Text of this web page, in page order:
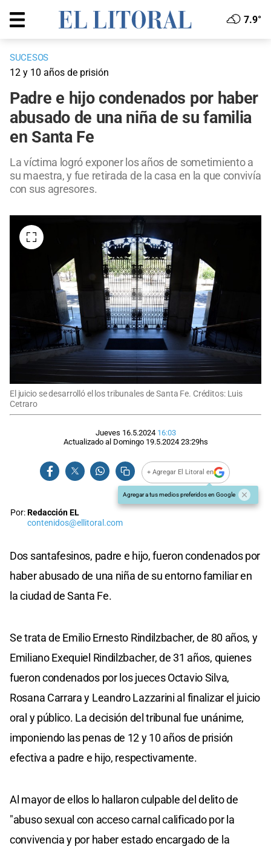
7.9°
SUCESOS
12 y 10 años de prisión
Padre e hijo condenados por haber
abusado de una niña de su familia
en Santa Fe
La víctima logró exponer los años de sometimiento a
su maestra, y fue retirada de la casa en la que convivía
con sus agresores.
El juicio se desarrolló el los tribunales de Santa Fe. Créditos: Luis
Cetraro
Jueves 16.5.2024 16:03
Actualizado al Domingo 19.5.2024 23:29hs
+ Agregar El Litoral en
Agregar a tus medios preferidos en Google
Por:Redacción EL
contenidos@ellitoral.com
Dos santafesinos, padre e hijo, fueron condenados por
haber abusado de una niña de su entorno familiar en
la ciudad de Santa Fe.
Se trata de Emilio Ernesto Rindilzbacher, de 80 años, y
Emiliano Exequiel Rindilzbacher, de 31 años, quienes
fueron condenados por los jueces Octavio Silva,
Rosana Carrara y Leandro Lazzarini al finalizar el juicio
oral y público. La decisión del tribunal fue unánime,
imponiendo las penas de 12 y 10 años de prisión
efectiva a padre e hijo, respectivamente.
Al mayor de ellos lo hallaron culpable del delito de
"abuso sexual con acceso carnal calificado por la
convivencia y por haber estado encargado de la